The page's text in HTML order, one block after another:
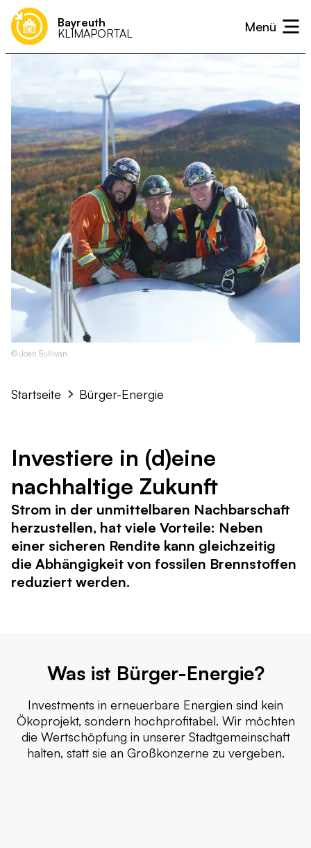
Bayreuth
KLIMAPORTAL
Ideen & Vorschläge einreichen Kalender
Strom
Mobilität
Landwirtschaft & Ernährung
Abfall- und Kreislaufwirtschaft
Kommunikation & Verwaltung
© Joan Sullivan
Startseite Bürger-Energie
Investiere in (d)eine
nachhaltige Zukunft
Strom in der unmittelbaren Nachbarschaft
herzustellen, hat viele Vorteile: Neben
einer sicheren Rendite kann gleichzeitig
die Abhängigkeit von fossilen Brennstoffen
reduziert werden.
Was ist Bürger-Energie?
Investments in erneuerbare Energien sind kein
Ökoprojekt, sondern hochprofitabel. Wir möchten
die Wertschöpfung in unserer Stadtgemeinschaft
halten, statt sie an Großkonzerne zu vergeben.